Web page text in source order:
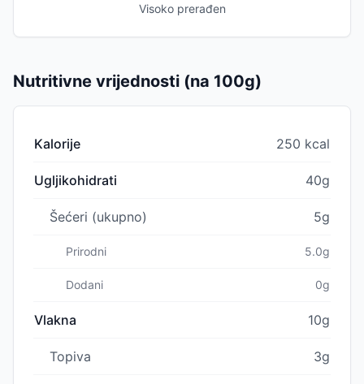
Visoko prerađen
Nutritivne vrijednosti (na 100g)
Kalorije 250 kcal
Ugljikohidrati 40g
Šećeri (ukupno) 5g
Prirodni 5.0g
Dodani 0g
Vlakna 10g
Topiva 3g